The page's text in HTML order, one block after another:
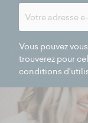
Vous pouvez
trouverez pour
conditions